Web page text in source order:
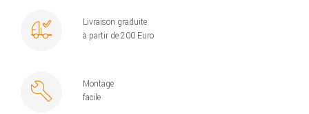
Livraison graduite
à partir de 200 Euro
Montage
facile